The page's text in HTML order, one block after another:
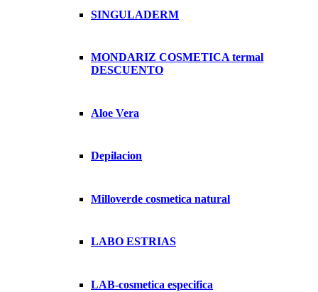
SINGULADERM
MONDARIZ COSMETICA termal
DESCUENTO
Aloe Vera
Depilacion
Milloverde cosmetica natural
LABO ESTRIAS
LAB-cosmetica especifica